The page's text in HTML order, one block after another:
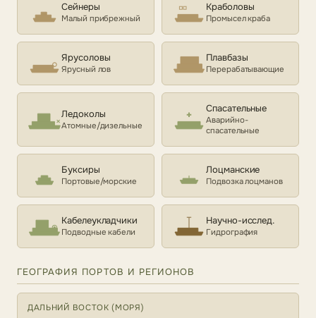
Сейнеры
Малый прибрежный
Краболовы
Промысел краба
Ярусоловы
Ярусный лов
Плавбазы
Перерабатывающие
Ледоколы
Атомные/дизельные
Спасательные
Аварийно-
спасательные
Буксиры
Портовые/морские
Лоцманские
Подвозка лоцманов
Кабелеукладчики
Подводные кабели
Научно-исслед.
Гидрография
ГЕОГРАФИЯ ПОРТОВ И РЕГИОНОВ
ДАЛЬНИЙ ВОСТОК (МОРЯ)